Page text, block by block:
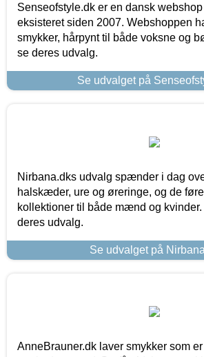
Senseofstyle.dk er en dansk
eksisteret siden 2007. Webshoppen
smykker, hårpynt til både voksne og
se deres udvalg.
Se udvalget på
Nirbana.dks udvalg spænder i dag
halskæder, ure og øreringe, og de
kollektioner til både mænd og
deres udvalg.
Se udvalget på
AnneBrauner.dk laver smykker som